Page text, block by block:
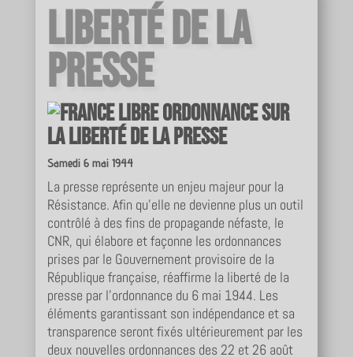
Liberté de la
presse
Ordonnance sur
la liberté de la presse
Samedi 6 mai 1944
La presse représente un enjeu majeur pour la
Résistance. Afin qu’elle ne devienne plus un outil
contrôlé à des fins de propagande néfaste, le
CNR, qui élabore et façonne les ordonnances
prises par le Gouvernement provisoire de la
République française, réaffirme la liberté de la
presse par l’ordonnance du 6 mai 1944. Les
éléments garantissant son indépendance et sa
transparence seront fixés ultérieurement par les
deux nouvelles ordonnances des 22 et 26 août